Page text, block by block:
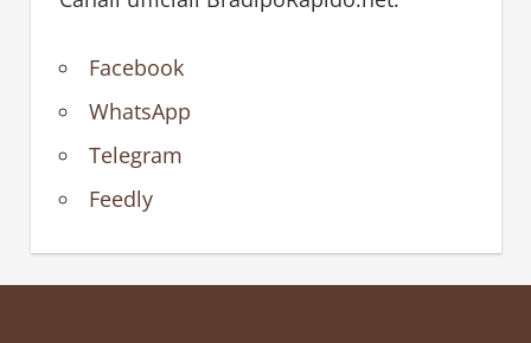
Facebook
WhatsApp
Telegram
Feedly